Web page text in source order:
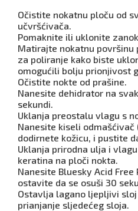
Očistite nokatnu ploču od
učvršćivača.
Pomaknite ili uklonite
Matirajte nokatnu površinu
za poliranje kako biste
omogućili bolju prionjivost
Očistite nokte od prašine.
Nanesite dehidrator na
sekundi.
Uklanja preostalu vlagu s
Nanesite kiseli odmašćivač
dodirnete kožicu, i pustite
Uklanja prirodna ulja i
keratina na ploči nokta.
Nanesite Bluesky Acid
ostavite da se osuši 30
Ostavlja lagano ljepljivi
prianjanje sljedećeg sloja.